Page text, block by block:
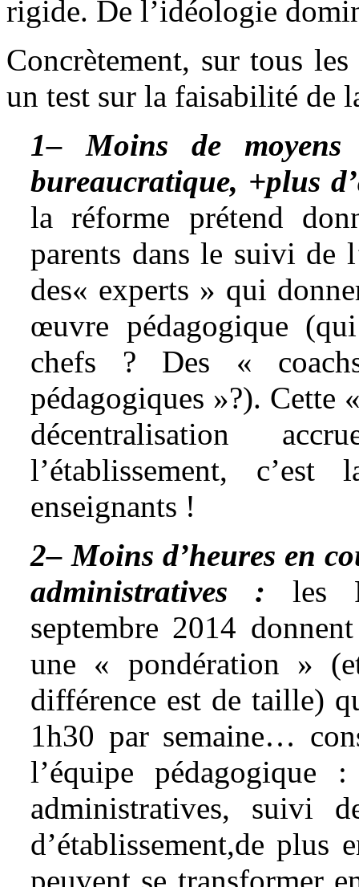
rigide. De l’idéologie
Concrètement, sur tous
un test sur la faisabilité de
1– Moins de
bureaucratique, +plus
la réforme prétend
parents dans le suivi de
des« experts » qui
œuvre pédagogique
chefs ? Des «
pédagogiques »?). Cette
décentralisation
l’établissement,
enseignants !
2– Moins d’heures en
administratives : les
septembre 2014
une « pondération »
différence est de taille)
1h30 par semaine…
l’équipe pédagogique
administratives, suivi
d’établissement,de